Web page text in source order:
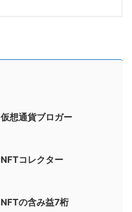
仮想通貨ブロガー
NFTコレクター
NFTの含み益7桁